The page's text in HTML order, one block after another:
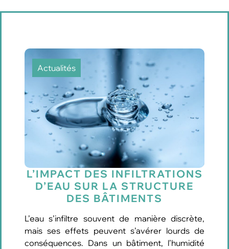
Actualités
L’IMPACT DES INFILTRATIONS
D’EAU SUR LA STRUCTURE
DES BÂTIMENTS
L’eau s’infiltre souvent de manière discrète,
mais ses effets peuvent s’avérer lourds de
conséquences. Dans un bâtiment, l’humidité